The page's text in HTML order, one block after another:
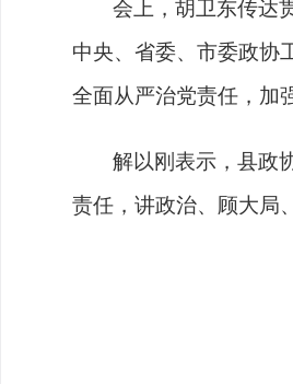
会上， 胡卫东传达
中央、省委、市委政协
全面从严治党责任 ， 加
解以刚表示， 县政
责任， 讲政治、顾大局